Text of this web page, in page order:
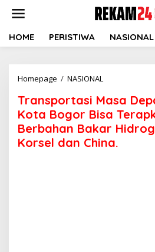
HOME PERISTIWA NASIONAL
Homepage / NASIONAL
Depan,
Akankah
Kota
Bogor
Bisa
Transportasi Masa
Kota Bogor Bisa
Berbahan Bakar
Korsel dan China.